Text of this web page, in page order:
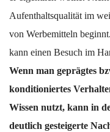
Aufenthaltsqualität im
von Werbemitteln
kann einen Besuch im
Wenn man geprägtes
konditioniertes
Wissen nutzt, kann in
deutlich gesteigerte